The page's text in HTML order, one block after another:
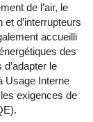
de l’air, le
d’interrupteurs
accueilli
des
le
Usage Interne
exigences de